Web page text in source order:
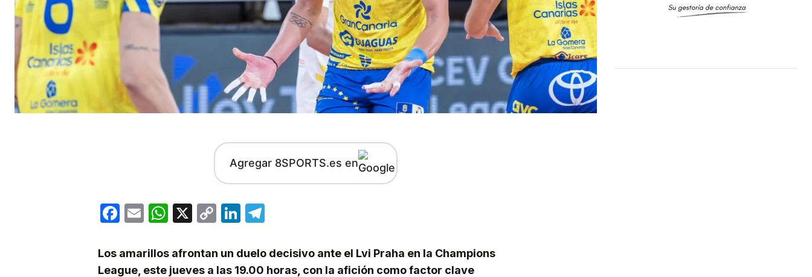
Agregar 8SPORTS.es en
Facebook
EmailWhatsApp
X
CopyLinkedIn
Los amarillos afrontan un duelo decisivo ante el Lvi Praha en la Champions
League, este jueves a las 19.00 horas, con la afición como factor clave